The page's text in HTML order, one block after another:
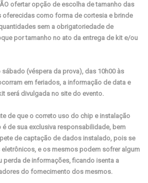
ofertar opção de escolha de tamanho das
como forma de cortesia e brinde
sem a obrigatoriedade de
por tamanho no ato da entrega de kit e/ou
sábado (véspera da prova), das 10h00 às
em feriados, a informação de data e
será divulgada no site do evento.
de que o correto uso do chip e instalação
de sua exclusiva responsabilidade, bem
de captação de dados instalado, pois se
e os mesmos podem sofrer algum
perda de informações, ficando isenta a
do fornecimento dos mesmos.